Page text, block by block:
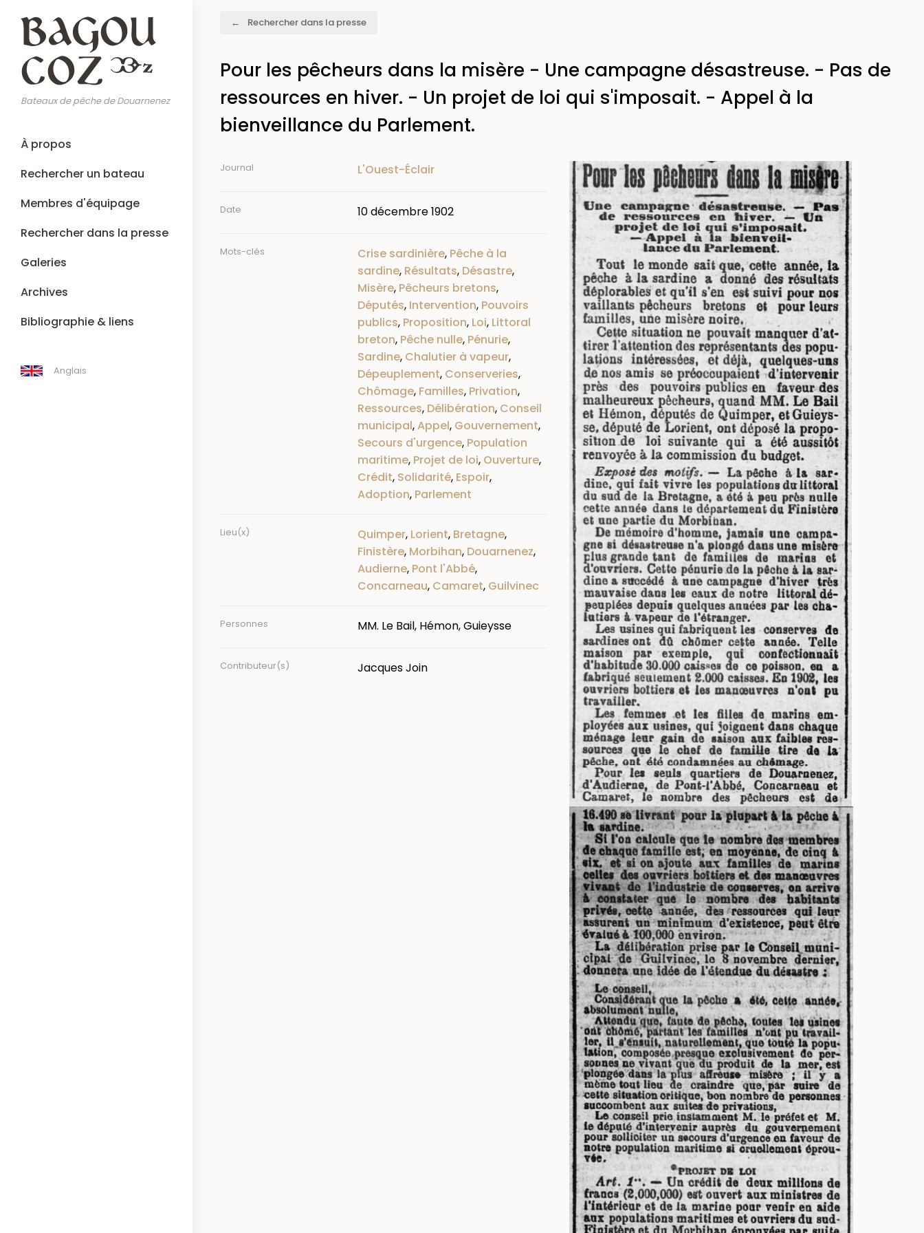
contenu
principal
Bateaux de pêche de Douarnenez
Main
navigation
À propos
Rechercher un bateau
Membres d'équipage
Rechercher dans la presse
Galeries
Archives
Bibliographie & liens
Anglais
Rechercher dans la presse
Pour les pêcheurs dans la misère - Une campagne désastreuse. - Pas de
ressources en hiver. - Un projet de loi qui s'imposait. - Appel à la
bienveillance du Parlement.
Journal L'Ouest-Éclair
Date 10 décembre 1902
Mots-clés Crise sardinière, Pêche à la
sardine, Résultats, Désastre,
Misère, Pêcheurs bretons,
Députés, Intervention, Pouvoirs
publics, Proposition, Loi, Littoral
breton, Pêche nulle, Pénurie,
Sardine, Chalutier à vapeur,
Dépeuplement, Conserveries,
Chômage, Familles, Privation,
Ressources, Délibération, Conseil
municipal,Appel, Gouvernement,
Secours d'urgence, Population
maritime, Projet de loi, Ouverture,
Crédit, Solidarité, Espoir,
Adoption, Parlement
Lieu(x) Quimper, Lorient, Bretagne,
Finistère, Morbihan, Douarnenez,
Audierne, Pont l'Abbé,
Concarneau, Camaret, Guilvinec
Personnes MM. Le Bail, Hémon, Guieysse
Contributeur(s) Jacques Join
Image